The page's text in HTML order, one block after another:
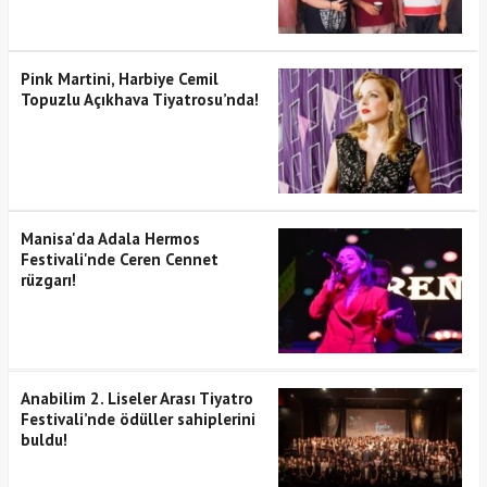
Pink Martini, Harbiye Cemil
Topuzlu Açıkhava Tiyatrosu’nda!
Manisa'da Adala Hermos
Festivali'nde Ceren Cennet
rüzgarı!
Anabilim 2. Liseler Arası Tiyatro
Festivali’nde ödüller sahiplerini
buldu!